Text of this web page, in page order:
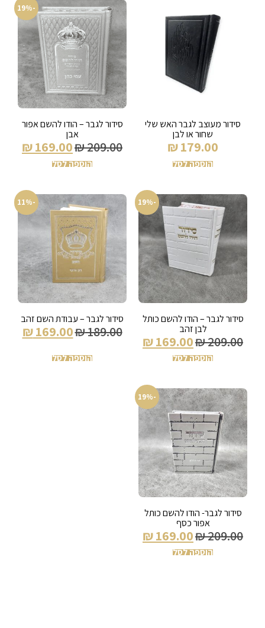
סידור מעוצב לגבר האש שלי
שחור או לבן
₪179.00
הוספה לסל
-19%
סידור לגבר – הודו להשם אפור
אבן
₪209.00
₪169.00
הוספה לסל
-19%
סידור לגבר – הודו להשם כותל
לבן זהב
₪209.00
₪169.00
הוספה לסל
-11%
סידור לגבר – עבודת השם זהב
₪189.00
₪169.00
הוספה לסל
-19%
סידור לגבר- הודו להשם כותל
אפור כסף
₪209.00
₪169.00
הוספה לסל